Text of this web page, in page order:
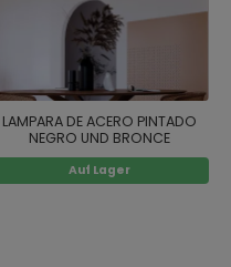
LAMPARA DE ACERO PINTADO
NEGRO UND BRONCE
Auf Lager